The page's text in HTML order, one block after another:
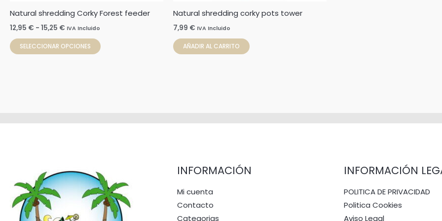
Natural shredding Corky Forest feeder
12,95 € - 15,25 € IVA Incluido
SELECCIONAR OPCIONES
página
Natural shredding corky pots tower
7,99 € IVA Incluido
AÑADIR AL CARRITO
INFORMACIÓN
Mi cuenta
Contacto
Categorias
INFORMACIÓN
POLITICA DE PRIVACIDAD
Politica Cookies
Aviso Legal